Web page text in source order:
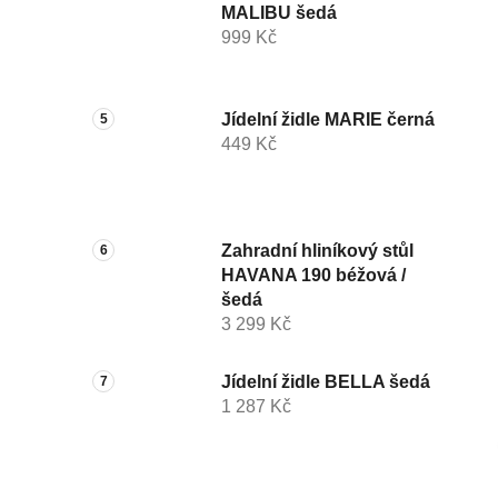
MALIBU šedá
999 Kč
Jídelní židle MARIE černá
449 Kč
Zahradní hliníkový stůl
HAVANA 190 béžová /
šedá
3 299 Kč
Jídelní židle BELLA šedá
1 287 Kč